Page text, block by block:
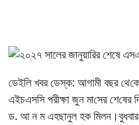
ডেইলি খবর ডেস্ক: আগামী বছর থে‌কে
এইচএস‌সি পরীক্ষা জুন মা‌সের শে‌ষের
ড. আ ন ম এহছানুল হক মিলন।বুধবার